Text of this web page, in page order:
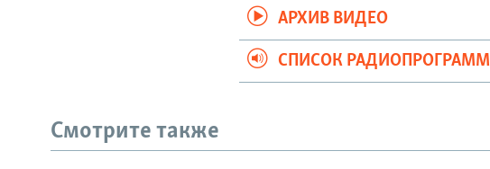
АРХИВ ВИДЕО
СПИСОК РАДИОПРОГРАММ
Смотрите также